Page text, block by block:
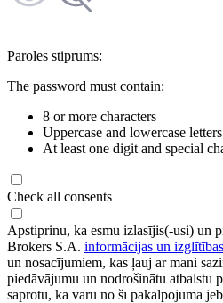
Paroles stiprums:
The password must contain:
8 or more characters
Uppercase and lowercase letters
At least one digit and special
Check all consents
Apstiprinu, ka esmu izlasījis(-usi) un
Brokers S.A. informācijas un izglītības
un nosacījumiem, kas ļauj ar mani
piedāvājumu un nodrošinātu atbalstu
saprotu, ka varu no šī pakalpojuma